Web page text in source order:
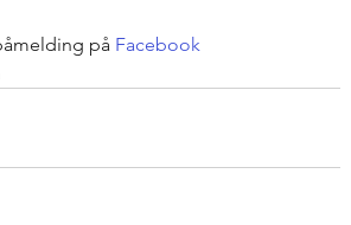
på Facebook